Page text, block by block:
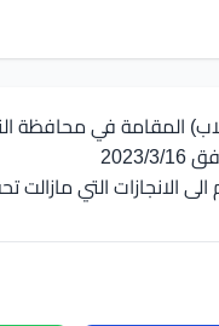
المقامة في
16
الى الانجازات التي